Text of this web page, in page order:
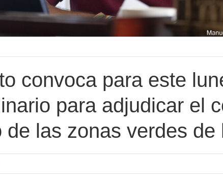
convoca para este
para adjudicar el
de las zonas verdes de